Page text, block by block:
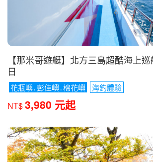
【那米哥遊艇】北方三島超酷海上
日
花瓶嶼․彭佳嶼․棉花嶼 海釣體驗
NT$3,980 元起